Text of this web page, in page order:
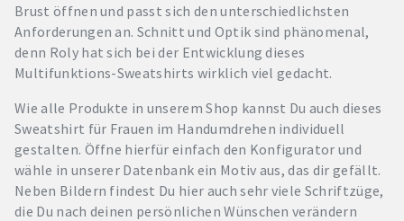
Brust öffnen und passt sich den unterschiedlichsten
Anforderungen an. Schnitt und Optik sind phänomenal,
denn Roly hat sich bei der Entwicklung dieses
Multifunktions-Sweatshirts wirklich viel gedacht.
Wie alle Produkte in unserem Shop kannst Du auch dieses
Sweatshirt für Frauen im Handumdrehen individuell
gestalten. Öffne hierfür einfach den Konfigurator und
wähle in unserer Datenbank ein Motiv aus, das dir gefällt.
Neben Bildern findest Du hier auch sehr viele Schriftzüge,
die Du nach deinen persönlichen Wünschen verändern